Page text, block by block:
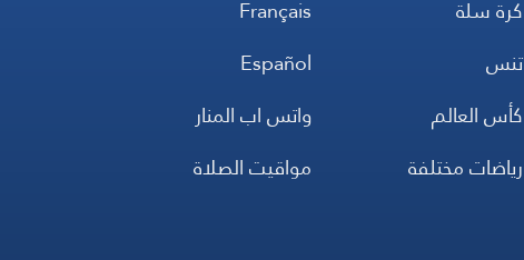
كرة سلة
تنس
كأس العالم
رياضات مختلفة
Français
Español
واتس اب المنار
مواقيت الصلاة